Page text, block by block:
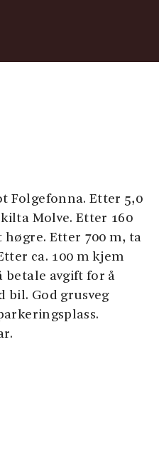
Folgefonna. Etter 5,0
Molve. Etter 160
Etter 700 m, ta
ca. 100 m kjem
betale avgift for å
bil. God grusveg
infotavle for turane
m. Her er det skilta